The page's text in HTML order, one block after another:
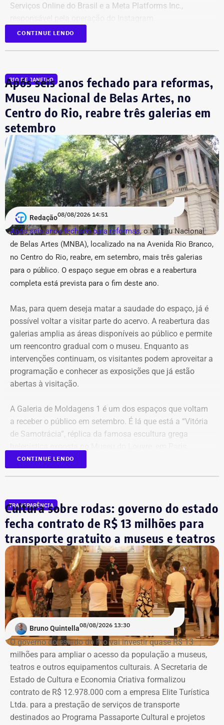
Serviços Online do Brasil e a Meta Platforms Inc.,
Os administradores dos perfis não foram incluídos no
tem como alvo informações relacionadas a nove contas.
São elas: @buziosinformacoes;
@politicanewsregiaodoslagos; @buziosnoticias;
@fofoca_na_calcada; @gladysnunesbuzios;
@acorda_buziosrj; @buziosnuecru; @mayfelixrj;
@choqueibuzios.
Acusação de “estética
pseudojornalística” e suspeita de
“repetição” no Instagram
Em um anexo de 36 páginas, o município relacionou 31
publicações, sendo a maior parte — 14 conteúdos —
atribuída ao perfil @buziosnuecru. Outras seis são do
@buziosinformacoes, quatro do @acorda_buziosrj, duas
do @fofoca_na_calcada e as demais estão distribuídas
Na petição inicial, a gestão municipal afirma que os perfis
empregam “estética pseudojornalística”, manchetes
conclusivas, memes, montagens e acusações por
associação para repercutir temas relacionados a
hospitais, contratos, obras, programas públicos e agentes
municipais. Além disso, o Executivo também alerta que a
contas diferentes poderia produzir uma aparência
artificial de confirmação. A ação pretende descobrir se as
páginas são independentes ou se compartilham
meios de pagamento ou uma estrutura coordenada.
Trecho da ação civil pública que pede a investigação de nove páginas no
Instagram sobre Búzios — Foto: Reprodução.
Na ação, a prefeitura também pede informações
cadastrais, endereços eletrônicos, telefones, IPs,
dispositivos utilizados, histórico de nomes,
administradores atuais e anteriores, contas vinculadas,
meios de recuperação, contas publicitárias e dados de
pagamento. Com isso, a Meta também seria obrigada a
elaborar uma tabela comparativa, indicando se os perfis
compartilham telefones, dispositivos, endereços de IP,
administradores, contas de anúncios, meios de
pagamento ou gerenciadores de negócios.
CONTINUE LENDO
RIO DE JANEIRO
Após seis anos fechado para reformas,
Museu Nacional de Belas Artes, no
Centro do Rio, reabre três galerias em
setembro
Redação08/08/2026 14:51
Após seis anos fechado para reformas, o Museu Nacional
de Belas Artes (MNBA), localizado na na Avenida Rio Branco,
no Centro do Rio, reabre, em setembro, mais três galerias
para o público. O espaço segue em obras e a reabertura
completa está prevista para o fim deste ano.
Mas, para quem deseja matar a saudade do espaço, já é
possível voltar a visitar parte do acervo. A reabertura das
galerias amplia as áreas disponíveis ao público e permite
um reencontro gradual com o museu. Enquanto as
intervenções continuam, os visitantes podem aproveitar a
programação e conhecer as exposições que já estão
abertas à visitação.
A Galeria de Moldagens 1 é um dos espaços que voltam
a receber o público em setembro. É lá que está a “Vitória
de Samotrácia”, réplica da famosa escultura grega
Mello Franco, que receberá uma exposição com as novas
aquisições do acervo, e a Sala Bernardelli, que será aberta
integralmente. Em setembro, a sala também abrigará a
mostra “Abolicionistas Brasileiras”.
Com informações do colunista Ancelmo Gois, do Jornal
“O Globo”.
CONTINUE LENDO
TRANSPARÊNCIA
Cultura sobre rodas: governo do estado
fecha contrato de R$ 13 milhões para
transporte gratuito a museus e teatros
Bruno Quintella08/08/2026 13:30
O governo do estado do Rio vai investir quase R$ 13
milhões para ampliar o acesso da população a museus,
teatros e outros equipamentos culturais. A Secretaria de
Estado de Cultura e Economia Criativa formalizou
contrato de R$ 12.978.000 com a empresa Elite Turística
Ltda. para a prestação de serviços de transporte
destinados ao Programa Passaporte Cultural e projetos